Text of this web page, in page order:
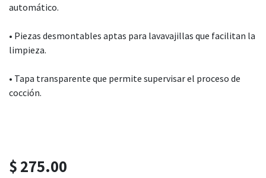
automático.
• Piezas desmontables aptas para lavavajillas que facilitan la
limpieza.
• Tapa transparente que permite supervisar el proceso de
cocción.
$275.00